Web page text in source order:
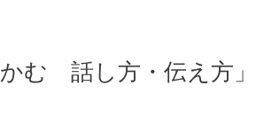
む 話し方・伝え方